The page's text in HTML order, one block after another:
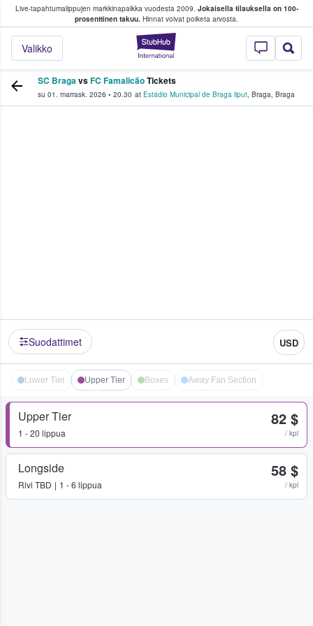
Live-tapahtumalippujen markkinapaikka vuodesta 2009. Jokaisella tilauksella on 100-
prosenttinen takuu. Hinnat voivat poiketa arvosta.
StubHub -
Valikko
fanit ostavat ja myyvät lippuja
SC BragavsFC FamalicãoTickets
su 01. marrask. 2026 • 20.30 at Estádio Municipal de Braga liput, Braga, Braga
Suodattimet USD
Lower Tier Upper Tier Boxes Away Fan Section
Upper Tier
1 - 20 lippua
82 $
/ kpl
Longside
Rivi TBD 1 - 6 lippua
58 $
/ kpl